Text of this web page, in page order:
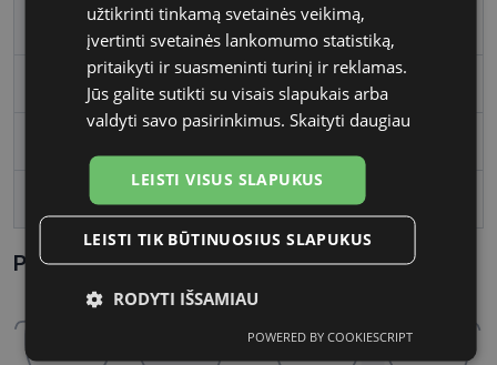
Rėmelio forma Kvadratas
Vartotojų grupė Vyrams
Tarpnosės plotis, mm
Parametrai Kaip sužinoti savo akinių dydį?
užtikrinti tinkamą svetainės veikimą,
įvertinti svetainės lankomumo statistiką,
pritaikyti ir suasmeninti turinį ir reklamas.
Jūs galite sutikti su visais slapukais arba
valdyti savo pasirinkimus. Skaityti daugiau
LEISTI VISUS SLAPUKUS
LEISTI TIK BŪTINUOSIUS SLAPUKUS
RODYTI IŠSAMIAU
Statistikos
Rinkodaros
POWERED BY COOKIESCRIPT